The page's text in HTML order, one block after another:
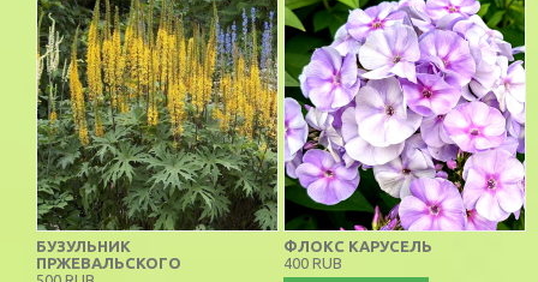
БУЗУЛЬНИК
ПРЖЕВАЛЬСКОГО
ФЛОКС КАРУСЕЛЬ
400 RUB